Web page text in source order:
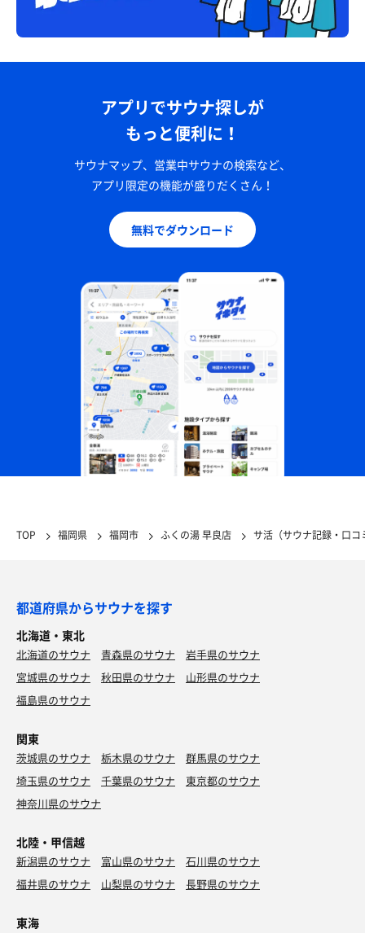
アプリでサウナ探しが
もっと便利に！
サウナマップ、営業中サウナの検索など、
アプリ限定の機能が盛りだくさん！
無料でダウンロード
TOP 福岡県 福岡市 ふくの湯 早良店 サ活（サウナ記録・口コ
都道府県からサウナを探す
北海道・東北
北海道のサウナ 青森県のサウナ
岩手県のサウナ
宮城県のサウナ
秋田県のサウナ
山形県のサウナ
福島県のサウナ
関東
茨城県のサウナ 栃木県のサウナ
群馬県のサウナ
埼玉県のサウナ
千葉県のサウナ
東京都のサウナ
神奈川県のサウナ
北陸・甲信越
新潟県のサウナ 富山県のサウナ
石川県のサウナ
福井県のサウナ
山梨県のサウナ 長野県のサウナ
東海